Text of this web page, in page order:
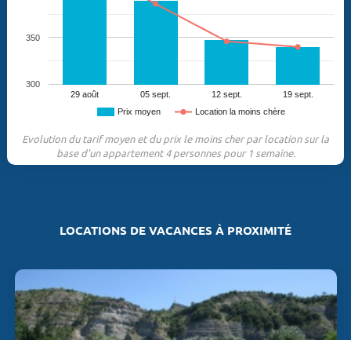
Prix moyen Location la moins chère
29 août 05 sept. 12 sept. 19 sept.
300
350
Evolution du tarif moyen et du prix le moins cher par location sur la
base d'un appartement 4 personnes pour 1 semaine.
LOCATIONS DE VACANCES À PROXIMITÉ